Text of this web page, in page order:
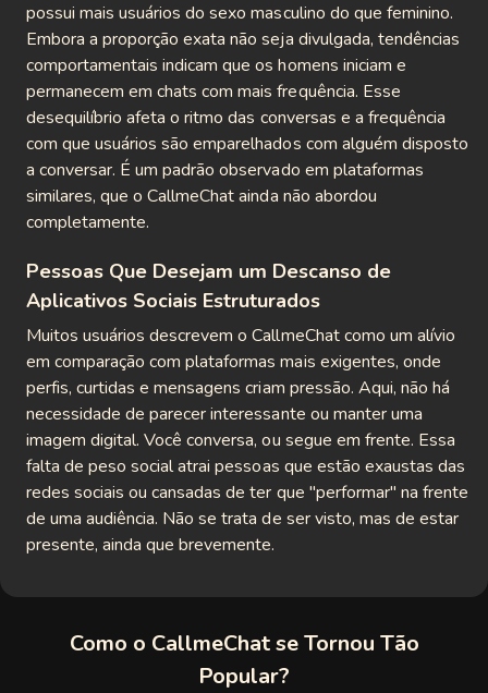
possui mais usuários do sexo masculino do que feminino.
Embora a proporção exata não seja divulgada, tendências
comportamentais indicam que os homens iniciam e
permanecem em chats com mais frequência. Esse
desequilíbrio afeta o ritmo das conversas e a frequência
com que usuários são emparelhados com alguém disposto
a conversar. É um padrão observado em plataformas
similares, que o CallmeChat ainda não abordou
completamente.
Pessoas Que Desejam um Descanso de
Aplicativos Sociais Estruturados
Muitos usuários descrevem o CallmeChat como um alívio
em comparação com plataformas mais exigentes, onde
perfis, curtidas e mensagens criam pressão. Aqui, não há
necessidade de parecer interessante ou manter uma
imagem digital. Você conversa, ou segue em frente. Essa
falta de peso social atrai pessoas que estão exaustas das
redes sociais ou cansadas de ter que "performar" na frente
de uma audiência. Não se trata de ser visto, mas de estar
presente, ainda que brevemente.
Como o CallmeChat se Tornou Tão
Popular?